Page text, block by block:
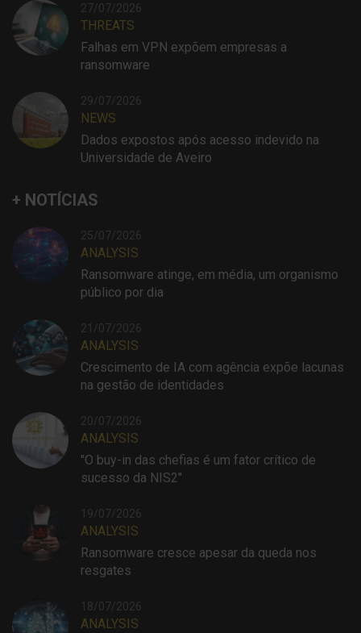
27/07/2026
THREATS
Falhas em VPN expõem empresas a
ransomware
29/07/2026
NEWS
Dados expostos após acesso indevido na
Universidade de Aveiro
+ NOTÍCIAS
25/07/2026
ANALYSIS
Ransomware atinge, em média, um organismo
público por dia
21/07/2026
ANALYSIS
Crescimento de IA com agência expõe lacunas
na gestão de identidades
20/07/2026
ANALYSIS
"O buy-in das chefias é um fator crítico de
sucesso da NIS2"
19/07/2026
ANALYSIS
Ransomware cresce apesar da queda nos
resgates
18/07/2026
ANALYSIS